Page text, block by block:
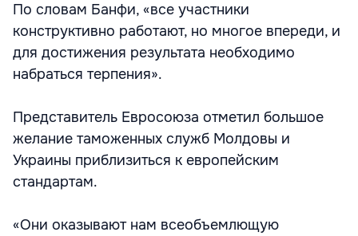
По словам Банфи, «все участники
конструктивно работают, но многое впереди, и
для достижения результата необходимо
набраться терпения».
Представитель Евросоюза отметил большое
желание таможенных служб Молдовы и
Украины приблизиться к европейским
стандартам.
«Они оказывают нам всеобъемлющую